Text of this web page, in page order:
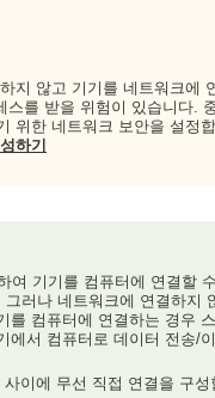
지 않고 기기를 네트워크에
스를 받을 위험이 있습니다.
위한 네트워크 보안을 설정
하기
여 기기를 컴퓨터에 연결할
그러나 네트워크에 연결하지
를 컴퓨터에 연결하는 경우
에서 컴퓨터로 데이터 전송/
이에 무선 직접 연결을 구성